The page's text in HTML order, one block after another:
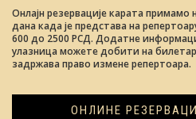
Oнлајн резервације карата примамо
дана када је представа на
600 до 2500 РСД. Додатне
улазница можете добити на
задржава право измене репертоара.
ОНЛИНЕ